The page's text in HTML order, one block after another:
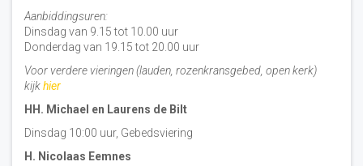
Aanbiddingsuren:
Dinsdag van 9.15 tot 10.00 uur
Donderdag van 19.15 tot 20.00 uur
Voor verdere vieringen (lauden, rozenkransgebed, open kerk)
kijkhier
HH. Michael en Laurens de Bilt
Dinsdag 10:00 uur, Gebedsviering
H. Nicolaas Eemnes